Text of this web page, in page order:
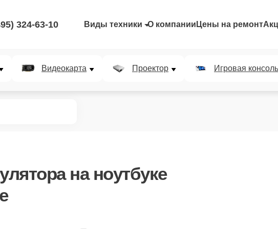
324-63-10 Виды техники О компании Цены на ремонт
Видеокарта Проектор Игровая консоль
на ноутбуке